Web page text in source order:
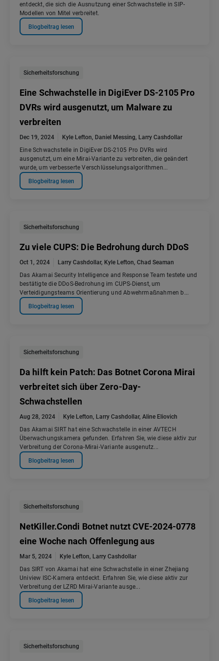
entdeckt, die sich die Ausnutzung einer Schwachstelle in SIP-
Modellen von Mitel verbreitet.
Blogbeitrag lesen
Sicherheitsforschung
Eine Schwachstelle in DigiEver DS-2105 Pro
DVRs wird ausgenutzt, um Malware zu
verbreiten
Dec 19, 2024 Kyle Lefton, Daniel Messing, Larry Cashdollar
Eine Schwachstelle in DigiEver DS-2105 Pro DVRs wird
ausgenutzt, um eine Mirai-Variante zu verbreiten, die geändert
wurde, um verbesserte Verschlüsselungsalgorithmen...
Blogbeitrag lesen
Sicherheitsforschung
Zu viele CUPS: Die Bedrohung durch DDoS
Oct 1, 2024 Larry Cashdollar, Kyle Lefton, Chad Seaman
Das Akamai Security Intelligence and Response Team testete und
bestätigte die DDoS-Bedrohung im CUPS-Dienst, um
Verteidigungsteams Orientierung und Abwehrmaßnahmen b...
Blogbeitrag lesen
Sicherheitsforschung
Da hilft kein Patch: Das Botnet Corona Mirai
verbreitet sich über Zero-Day-
Schwachstellen
Aug 28, 2024 Kyle Lefton, Larry Cashdollar, Aline Eliovich
Das Akamai SIRT hat eine Schwachstelle in einer AVTECH
Überwachungskamera gefunden. Erfahren Sie, wie diese aktiv zur
Verbreitung der Corona-Mirai-Variante ausgenutz...
Blogbeitrag lesen
Sicherheitsforschung
NetKiller.Condi Botnet nutzt CVE-2024-0778
eine Woche nach Offenlegung aus
Mar 5, 2024 Kyle Lefton, Larry Cashdollar
Das SIRT von Akamai hat eine Schwachstelle in einer Zhejiang
Uniview ISC-Kamera entdeckt. Erfahren Sie, wie diese aktiv zur
Verbreitung der LZRD Mirai-Variante ausge...
Blogbeitrag lesen
Sicherheitsforschung